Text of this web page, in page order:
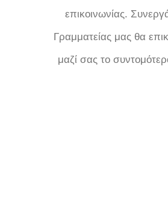
επικοινωνίας.
Γραμματείας μας θα
μαζί σας το